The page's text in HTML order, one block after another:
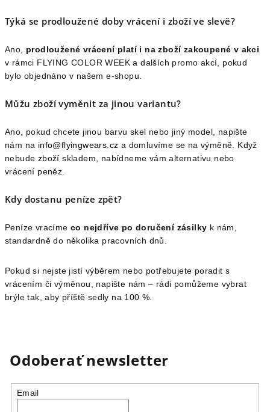
Týká se prodloužené doby vrácení i zboží ve slevě?
Ano, prodloužené vrácení platí i na zboží zakoupené v akci
v rámci FLYING COLOR WEEK a dalších promo akcí, pokud
bylo objednáno v našem e-shopu.
Můžu zboží vyměnit za jinou variantu?
Ano, pokud chcete jinou barvu skel nebo jiný model, napište
nám na info@flyingwears.cz a domluvíme se na výměně. Když
nebude zboží skladem, nabídneme vám alternativu nebo
vrácení peněz.
Kdy dostanu peníze zpět?
Peníze vracíme co nejdříve po doručení zásilky k nám,
standardně do několika pracovních dnů.
Pokud si nejste jistí výběrem nebo potřebujete poradit s
vrácením či výměnou, napište nám – rádi pomůžeme vybrat
brýle tak, aby příště sedly na 100 %.
Odoberať newsletter
Email